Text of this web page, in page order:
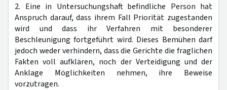
2. Eine in Untersuchungshaft befindliche Person hat
Anspruch darauf, dass ihrem Fall Priorität zugestanden
wird und dass ihr Verfahren mit besonderer
Beschleunigung fortgeführt wird. Dieses Bemühen darf
jedoch weder verhindern, dass die Gerichte die fraglichen
Fakten voll aufklären, noch der Verteidigung und der
Anklage Möglichkeiten nehmen, ihre Beweise
vorzutragen.